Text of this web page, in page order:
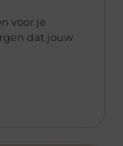
voor je
dat jouw